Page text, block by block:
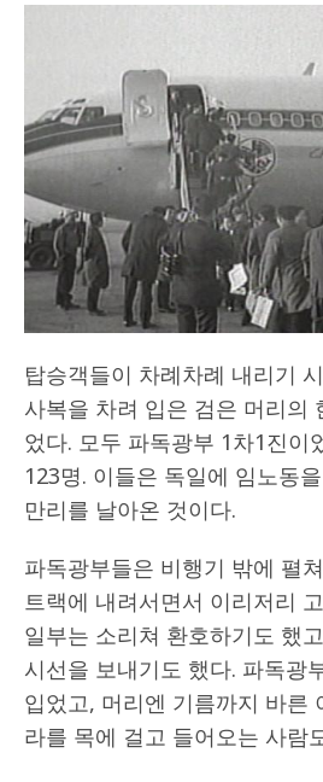
탑승객들이 차례차례 내리기
사복을 차려 입은 검은 머리의
었다. 모두 파독광부 1차1진이
123명. 이들은 독일에 임노동
만리를 날아온 것이다.
파독광부들은 비행기 밖에 펼
트랙에 내려서면서 이리저리
일부는 소리쳐 환호하기도 했
시선을 보내기도 했다. 파독광
입었고, 머리엔 기름까지 바른
라를 목에 걸고 들어오는 사람